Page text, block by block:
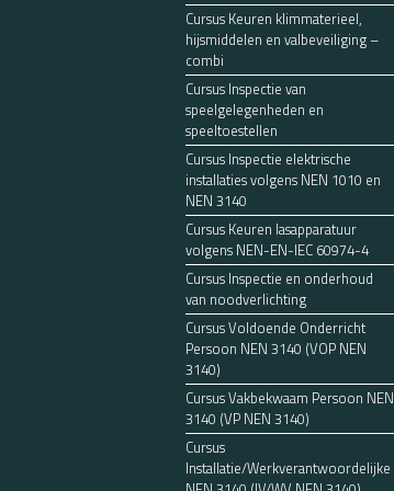
Cursus Keuren klimmaterieel,
hijsmiddelen en valbeveiliging –
combi
Cursus Inspectie van
speelgelegenheden en
speeltoestellen
Cursus Inspectie elektrische
installaties volgens NEN 1010 en
NEN 3140
Cursus Keuren lasapparatuur
volgens NEN-EN-IEC 60974-4
Cursus Inspectie en onderhoud
van noodverlichting
Cursus Voldoende Onderricht
Persoon NEN 3140 (VOP NEN
3140)
Cursus Vakbekwaam Persoon NEN
3140 (VP NEN 3140)
Cursus
Installatie/Werkverantwoordelijke